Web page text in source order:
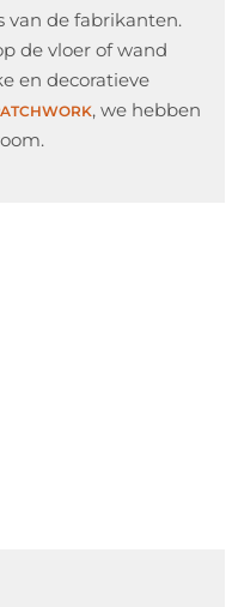
van de fabrikanten.
de vloer of wand
en decoratieve
, we hebben